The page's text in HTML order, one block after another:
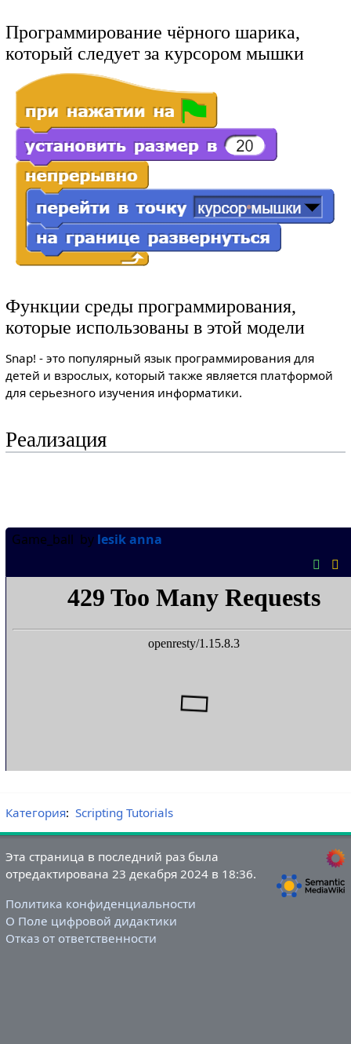
Программирование чёрного шарика,
который следует за курсором мышки
Функции среды программирования,
которые использованы в этой модели
Snap! - это популярный язык программирования для
детей и взрослых, который также является платформой
для серьезного изучения информатики.
Реализация
Категория: Scripting Tutorials
Эта страница в последний раз была
отредактирована 23 декабря 2024 в 18:36.
Политика конфиденциальности
О Поле цифровой дидактики
Отказ от ответственности